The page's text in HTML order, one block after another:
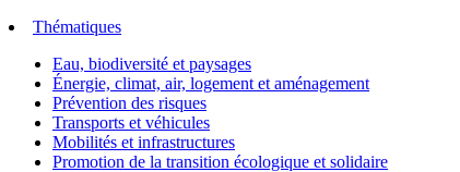
Thématiques
Eau, biodiversité et paysages
Énergie, climat, air, logement et aménagement
Prévention des risques
Transports et véhicules
Mobilités et infrastructures
Promotion de la transition écologique et solidaire